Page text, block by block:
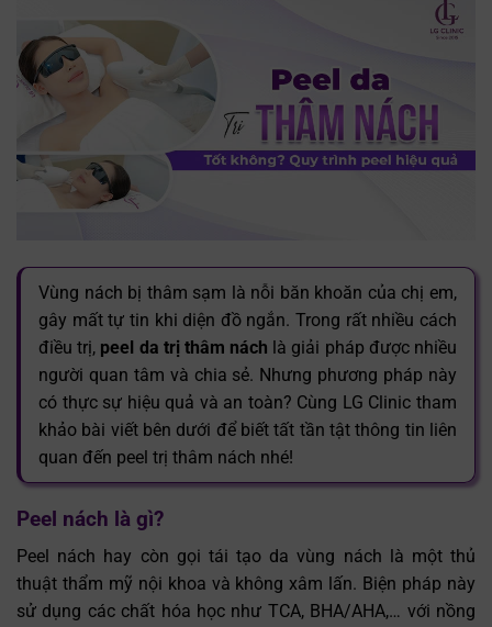
Vùng nách bị thâm sạm là nỗi băn khoăn của chị em,
gây mất tự tin khi diện đồ ngắn. Trong rất nhiều cách
điều trị, peel da trị thâm nách là giải pháp được nhiều
người quan tâm và chia sẻ. Nhưng phương pháp này
có thực sự hiệu quả và an toàn? Cùng LG Clinic tham
khảo bài viết bên dưới để biết tất tần tật thông tin liên
quan đến peel trị thâm nách nhé!
Peel nách là gì?
Peel nách hay còn gọi tái tạo da vùng nách là một thủ
thuật thẩm mỹ nội khoa và không xâm lấn. Biện pháp này
sử dụng các chất hóa học như TCA, BHA/AHA,… với nồng